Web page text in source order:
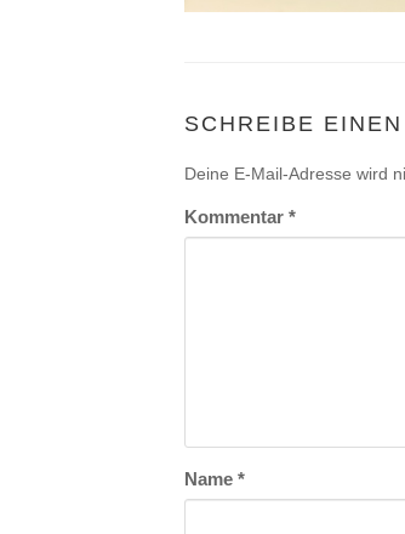
SCHREIBE
Deine E-Mail-Adresse wird
Kommentar *
Name *